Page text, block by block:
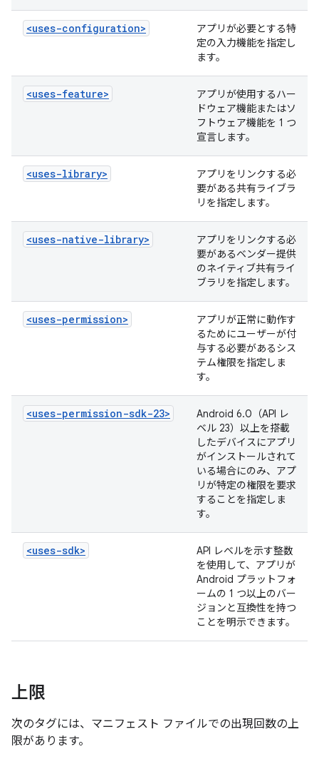
<uses-configuration>
アプリが必要とする特
定の入力機能を指定し
ます。
<uses-feature>
アプリが使用するハー
ドウェア機能またはソ
フトウェア機能を 1 つ
宣言します。
<uses-library>
アプリをリンクする必
要がある共有ライブラ
リを指定します。
<uses-native-library>
アプリをリンクする必
要があるベンダー提供
のネイティブ共有ライ
ブラリを指定します。
<uses-permission>
アプリが正常に動作す
るためにユーザーが付
与する必要があるシス
テム権限を指定しま
す。
<uses-permission-sdk-23>
Android 6.0（API レ
ベル 23）以上を搭載
したデバイスにアプリ
がインストールされて
いる場合にのみ、アプ
リが特定の権限を要求
することを指定しま
す。
<uses-sdk>
API レベルを示す整数
を使用して、アプリが
Android プラットフォ
ームの 1 つ以上のバー
ジョンと互換性を持つ
ことを明示できます。
上限
次のタグには、マニフェスト ファイルでの出現回数の上
限があります。